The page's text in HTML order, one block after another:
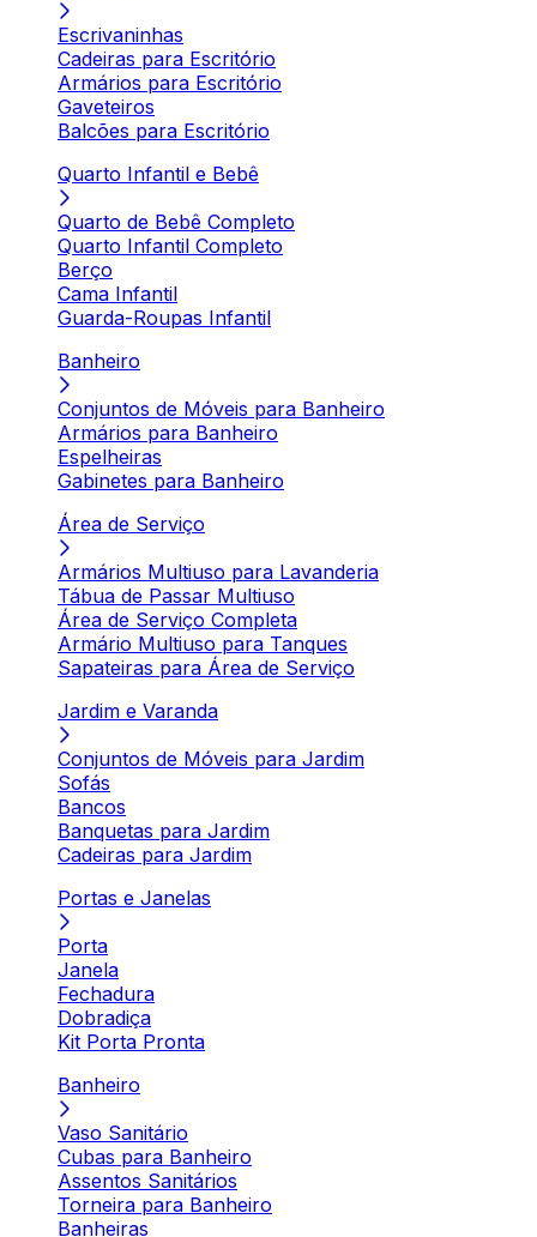
Escrivaninhas
Cadeiras para Escritório
Armários para Escritório
Gaveteiros
Balcões para Escritório
Quarto Infantil e Bebê
Quarto de Bebê Completo
Quarto Infantil Completo
Berço
Cama Infantil
Guarda-Roupas Infantil
Banheiro
Conjuntos de Móveis para Banheiro
Armários para Banheiro
Espelheiras
Gabinetes para Banheiro
Área de Serviço
Armários Multiuso para Lavanderia
Tábua de Passar Multiuso
Área de Serviço Completa
Armário Multiuso para Tanques
Sapateiras para Área de Serviço
Jardim e Varanda
Conjuntos de Móveis para Jardim
Sofás
Bancos
Banquetas para Jardim
Cadeiras para Jardim
Portas e Janelas
Porta
Janela
Fechadura
Dobradiça
Kit Porta Pronta
Banheiro
Vaso Sanitário
Cubas para Banheiro
Assentos Sanitários
Torneira para Banheiro
Banheiras